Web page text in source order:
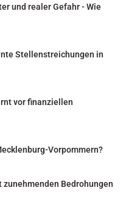
und realer Gefahr - Wie
Stellenstreichungen in
vor finanziellen
Vorpommern?
zunehmenden Bedrohungen